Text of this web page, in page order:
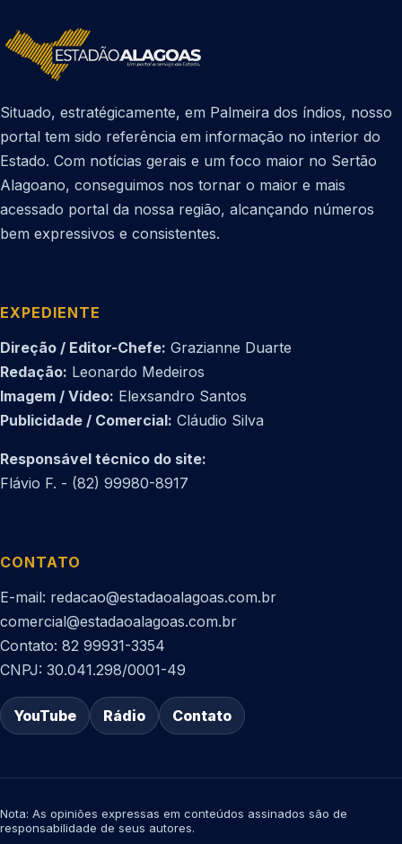
Situado, estratégicamente, em Palmeira dos índios, nosso
portal tem sido referência em informação no interior do
Estado. Com notícias gerais e um foco maior no Sertão
Alagoano, conseguimos nos tornar o maior e mais
acessado portal da nossa região, alcançando números
bem expressivos e consistentes.
EXPEDIENTE
Direção / Editor-Chefe: Grazianne Duarte
Redação: Leonardo Medeiros
Imagem / Vídeo: Elexsandro Santos
Publicidade / Comercial: Cláudio Silva
Responsável técnico do site:
Flávio F. - (82) 99980-8917
CONTATO
E-mail: redacao@estadaoalagoas.com.br
comercial@estadaoalagoas.com.br
Contato: 82 99931-3354
CNPJ: 30.041.298/0001-49
YouTube Rádio Contato
Nota: As opiniões expressas em conteúdos assinados são de
responsabilidade de seus autores.